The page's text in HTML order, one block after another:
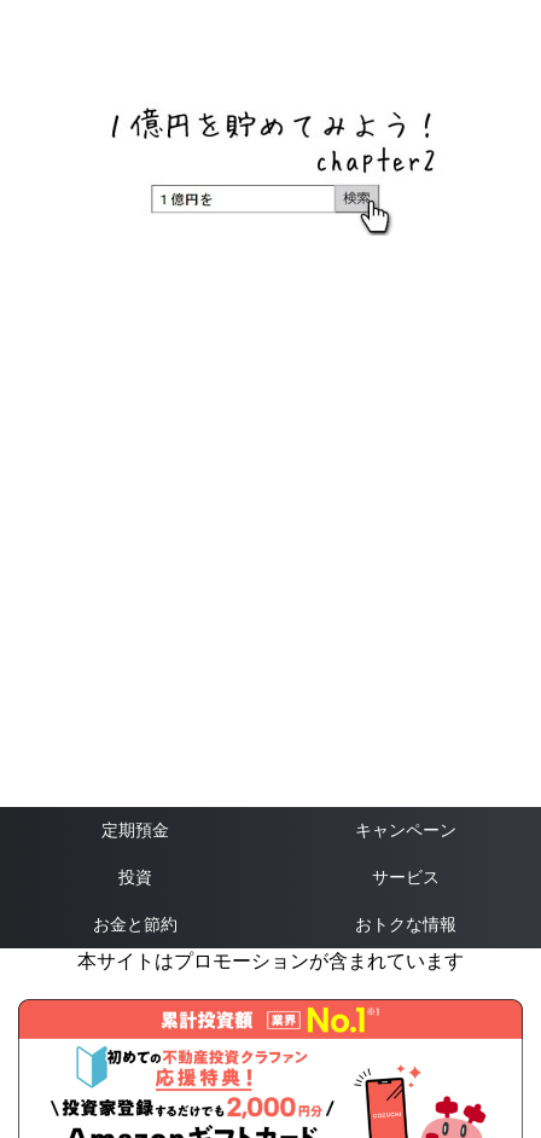
定期預金 キャンペーン
投資 サービス
お金と節約 おトクな情報
本サイトはプロモーションが含まれています